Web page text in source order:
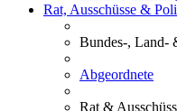
Rat, Ausschüsse &
Bundes-, Land-
Abgeordnete
Rat &